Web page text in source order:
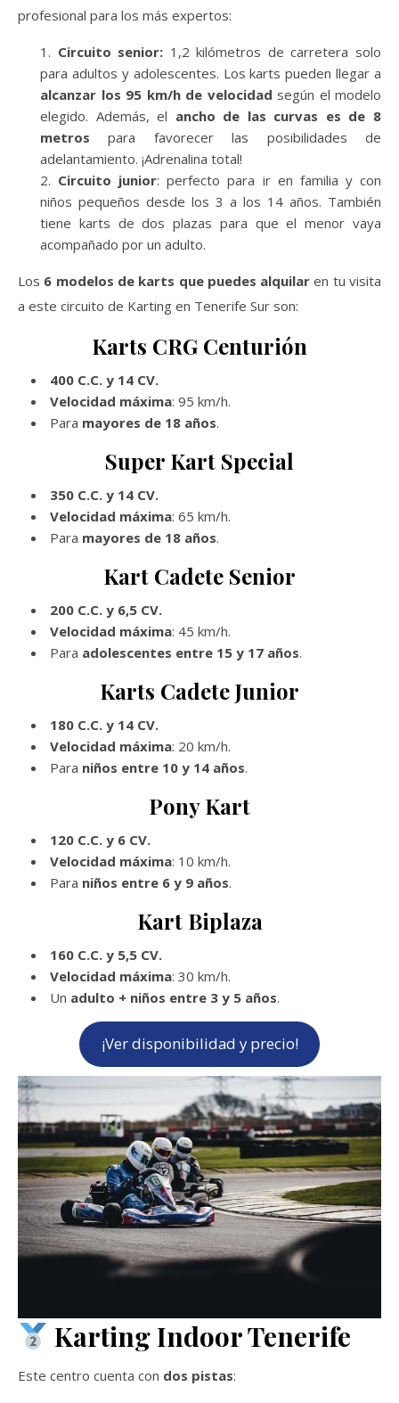
profesional para los más expertos:
Circuito senior: 1,2 kilómetros de carretera solo
para adultos y adolescentes. Los karts pueden llegar a
alcanzar los 95 km/h de velocidad según el modelo
elegido. Además, el ancho de las curvas es de 8
metros para favorecer las posibilidades de
adelantamiento. ¡Adrenalina total!
Circuito junior: perfecto para ir en familia y con
niños pequeños desde los 3 a los 14 años. También
tiene karts de dos plazas para que el menor vaya
acompañado por un adulto.
Los 6 modelos de karts que puedes alquilar en tu visita
a este circuito de Karting en Tenerife Sur son:
Karts CRG Centurión
400 C.C. y 14 CV.
Velocidad máxima: 95 km/h.
Para mayores de 18 años.
Super Kart Special
350 C.C. y 14 CV.
Velocidad máxima: 65 km/h.
Para mayores de 18 años.
Kart Cadete Senior
200 C.C. y 6,5 CV.
Velocidad máxima: 45 km/h.
Para adolescentes entre 15 y 17 años.
Karts Cadete Junior
180 C.C. y 14 CV.
Velocidad máxima: 20 km/h.
Para niños entre 10 y 14 años.
Pony Kart
120 C.C. y 6 CV.
Velocidad máxima: 10 km/h.
Para niños entre 6 y 9 años.
Kart Biplaza
160 C.C. y 5,5 CV.
Velocidad máxima: 30 km/h.
Un adulto + niños entre 3 y 5 años.
¡Ver disponibilidad y precio!
Karting Indoor Tenerife
Este centro cuenta con dos pistas: